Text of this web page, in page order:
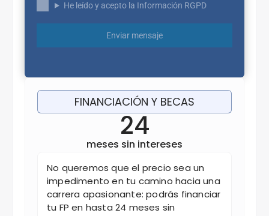
He leído y acepto la Información RGPD
Enviar mensaje
FINANCIACIÓN Y BECAS
24
meses sin intereses
No queremos que el precio sea un
impedimento en tu camino hacia una
carrera apasionante: podrás financiar
tu FP en hasta 24 meses sin